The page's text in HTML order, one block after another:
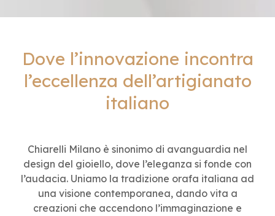
Dove l’innovazione incontra
l’eccellenza dell’artigianato
italiano
Chiarelli Milano è sinonimo di avanguardia nel
design del gioiello, dove l’eleganza si fonde con
l’audacia. Uniamo la tradizione orafa italiana ad
una visione contemporanea, dando vita a
creazioni che accendono l’immaginazione e